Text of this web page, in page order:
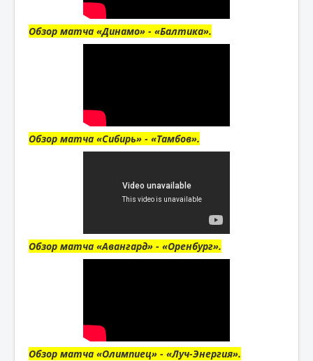
Обзор матча «Динамо» - «Балтика».
Обзор матча «Сибирь» - «Тамбов».
Обзор матча «Авангард» - «Оренбург».
Обзор матча «Олимпиец» - «Луч-Энергия».